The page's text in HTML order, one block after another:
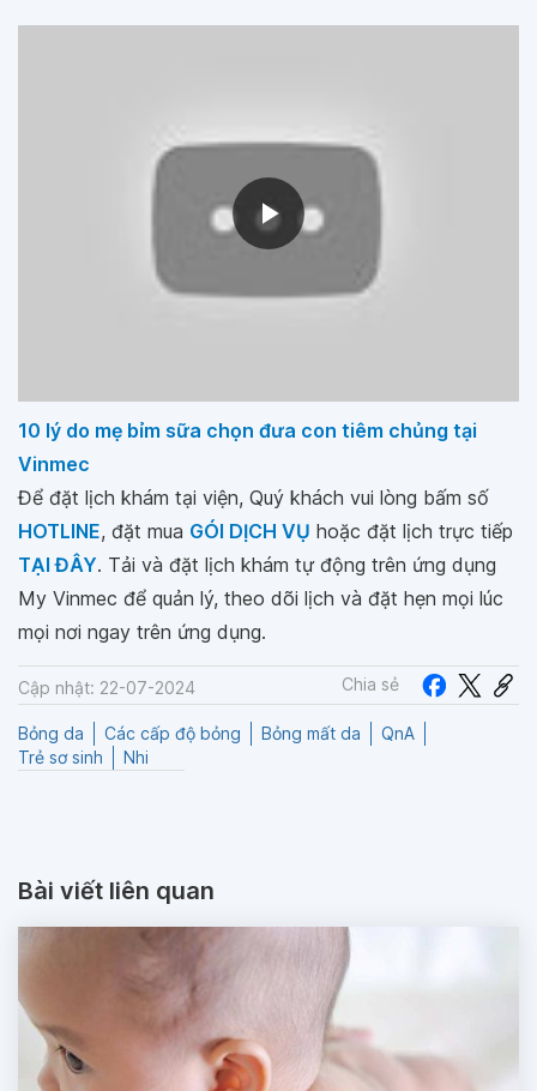
10 lý do mẹ bỉm sữa chọn đưa con tiêm chủng tại
Vinmec
Để đặt lịch khám tại viện, Quý khách vui lòng bấm số
HOTLINE, đặt mua GÓI DỊCH VỤ hoặc đặt lịch trực tiếp
TẠI ĐÂY. Tải và đặt lịch khám tự động trên ứng dụng
My Vinmec để quản lý, theo dõi lịch và đặt hẹn mọi lúc
mọi nơi ngay trên ứng dụng.
Cập nhật: 22-07-2024 Chia sẻ
Bỏng da Các cấp độ bỏng Bỏng mất da
QnA
Trẻ sơ sinh
Nhi
Bài viết liên quan